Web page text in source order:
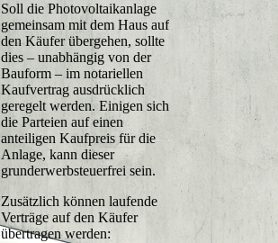
Soll die Photovoltaikanlage
gemeinsam mit dem Haus auf
den Käufer übergehen, sollte
dies – unabhängig von der
Bauform – im notariellen
Kaufvertrag ausdrücklich
geregelt werden. Einigen sich
die Parteien auf einen
anteiligen Kaufpreis für die
Anlage, kann dieser
grunderwerbsteuerfrei sein.
Zusätzlich können laufende
Verträge auf den Käufer
übertragen werden: